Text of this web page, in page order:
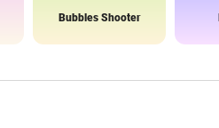
Bubbles Shooter